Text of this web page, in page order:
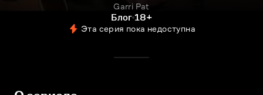
Garri Pat
Блог 18+
Эта серия пока недоступна